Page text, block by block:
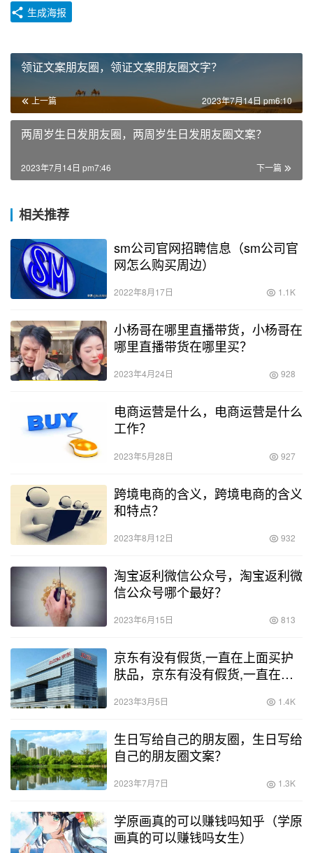
生成海报
领证文案朋友圈，领证文案朋友圈文字？
上一篇 2023年7月14日 pm6:10
两周岁生日发朋友圈，两周岁生日发朋友圈文案？
下一篇
2023年7月14日 pm7:46
相关推荐
sm公司官网招聘信息（sm公司官
网怎么购买周边）
2022年8月17日 1.1K
小杨哥在哪里直播带货，小杨哥在
哪里直播带货在哪里买？
2023年4月24日 928
电商运营是什么，电商运营是什么
工作？
2023年5月28日 927
跨境电商的含义，跨境电商的含义
和特点？
2023年8月12日 932
淘宝返利微信公众号，淘宝返利微
信公众号哪个最好？
2023年6月15日 813
京东有没有假货,一直在上面买护
肤品，京东有没有假货,一直在上
2023年3月5日 1.4K
生日写给自己的朋友圈，生日写给
自己的朋友圈文案？
2023年7月7日 1.3K
学原画真的可以赚钱吗知乎（学原
画真的可以赚钱吗女生）